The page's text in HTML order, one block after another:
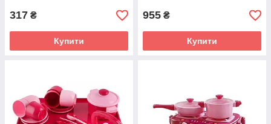
317 ₴
Купити
955 ₴
Купити